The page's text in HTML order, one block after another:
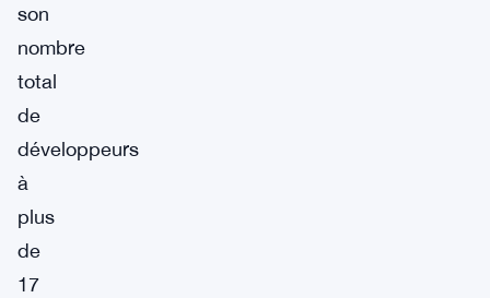
son
nombre
total
de
développeurs
à
plus
de
17